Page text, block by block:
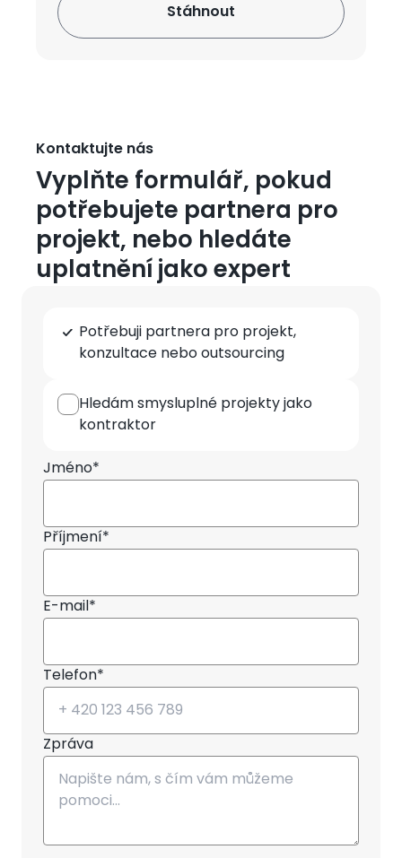
Kontaktujte nás
Vyplňte formulář, pokud
potřebujete partnera pro
projekt, nebo hledáte
uplatnění jako expert
spolupráce
Potřebuji partnera pro projekt,
konzultace nebo outsourcing
Hledám smysluplné projekty jako
kontraktor
Jméno*
Příjmení*
E-mail*
Telefon*
Zpráva